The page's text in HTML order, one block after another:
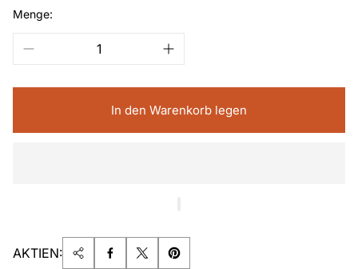
Menge:
In den Warenkorb legen
AKTIEN: